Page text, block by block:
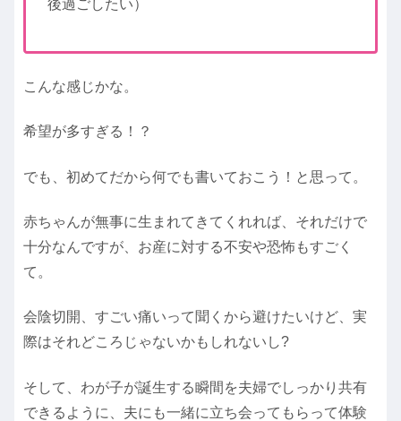
後過ごしたい）
こんな感じかな。
希望が多すぎる！？
でも、初めてだから何でも書いておこう！と思って。
赤ちゃんが無事に生まれてきてくれれば、それだけで
十分なんですが、お産に対する不安や恐怖もすごく
て。
会陰切開、すごい痛いって聞くから避けたいけど、実
際はそれどころじゃないかもしれないし?
そして、わが子が誕生する瞬間を夫婦でしっかり共有
できるように、夫にも一緒に立ち会ってもらって体験